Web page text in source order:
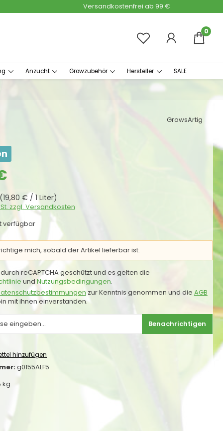
Versandkostenfrei ab 99 €
0
Anzucht Growzubehör Hersteller SALE
GrowsArtig
(19,80 € / 1 Liter)
zzgl. Versandkosten
verfügbar
mich, sobald der Artikel lieferbar ist.
reCAPTCHA geschützt und es gelten die
und Nutzungsbedingungen.
zur Kenntnis genommen und die AGB
mit ihnen einverstanden.
Benachrichtigen
hinzufügen
g0155ALF5
kg